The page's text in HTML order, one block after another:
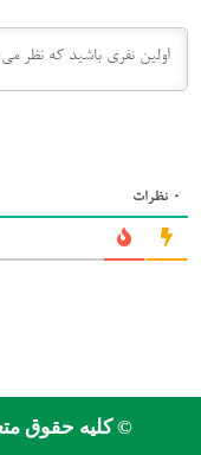
0 نظرات
© کلیه حقوق